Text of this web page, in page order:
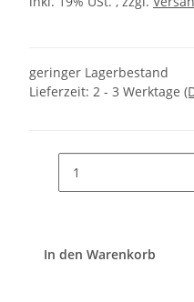
geringer Lagerbestand
Lieferzeit: 2 - 3 Werktage
In den Warenkorb